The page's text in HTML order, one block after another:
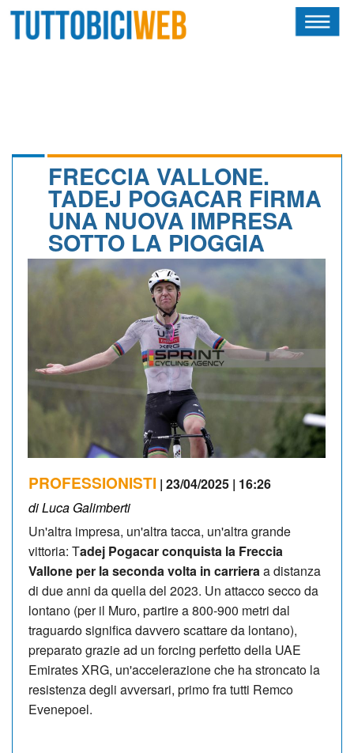
CALENDARIO
ALBI D'ORO
FRECCIA VALLONE.
TADEJ POGACAR FIRMA
UNA NUOVA IMPRESA
SOTTO LA PIOGGIA
PROFESSIONISTI | 23/04/2025 | 16:26
di Luca Galimberti
Un'altra impresa, un'altra tacca, un'altra grande
vittoria: Tadej Pogacar conquista la Freccia
Vallone per la seconda volta in carrieraa distanza
di due anni da quella del 2023. Un attacco secco da
lontano (per il Muro, partire a 800-900 metri dal
traguardo significa davvero scattare da lontano),
preparato grazie ad un forcing perfetto della UAE
Emirates XRG, un'accelerazione che ha stroncato la
resistenza degli avversari, primo fra tutti Remco
Evenepoel.